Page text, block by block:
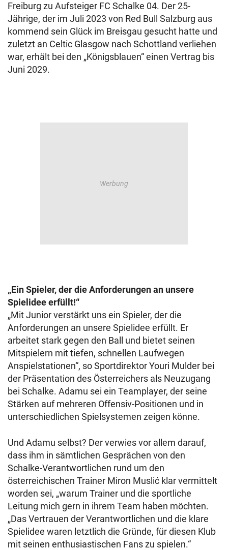
Freiburg zu Aufsteiger FC Schalke 04. Der 25-
Jährige, der im Juli 2023 von Red Bull Salzburg aus
kommend sein Glück im Breisgau gesucht hatte und
zuletzt an Celtic Glasgow nach Schottland verliehen
war, erhält bei den „Königsblauen“ einen Vertrag bis
Juni 2029.
„Ein Spieler, der die Anforderungen an unsere
Spielidee erfüllt!“
„Mit Junior verstärkt uns ein Spieler, der die
Anforderungen an unsere Spielidee erfüllt. Er
arbeitet stark gegen den Ball und bietet seinen
Mitspielern mit tiefen, schnellen Laufwegen
Anspielstationen“, so Sportdirektor Youri Mulder bei
der Präsentation des Österreichers als Neuzugang
bei Schalke. Adamu sei ein Teamplayer, der seine
Stärken auf mehreren Offensiv-Positionen und in
unterschiedlichen Spielsystemen zeigen könne.
Und Adamu selbst? Der verwies vor allem darauf,
dass ihm in sämtlichen Gesprächen von den
Schalke-Verantwortlichen rund um den
österreichischen Trainer Miron Muslić klar vermittelt
worden sei, „warum Trainer und die sportliche
Leitung mich gern in ihrem Team haben möchten.
„Das Vertrauen der Verantwortlichen und die klare
Spielidee waren letztlich die Gründe, für diesen Klub
mit seinen enthusiastischen Fans zu spielen.“